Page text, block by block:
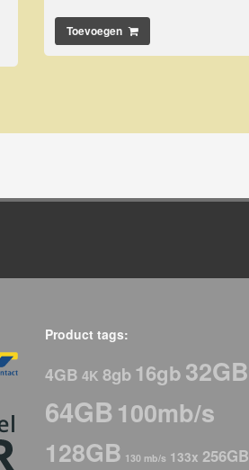
Toevoegen
Product tags:
4GB 4K 8gb16gb32GB
64GB100mb/s
128GB 130 mb/s 133x 256GB